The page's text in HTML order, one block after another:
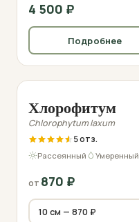
4 500 ₽
Подробнее
Хлорофитум
Chlorophytum laxum
5
Рассеянный Умеренный
от 870 ₽